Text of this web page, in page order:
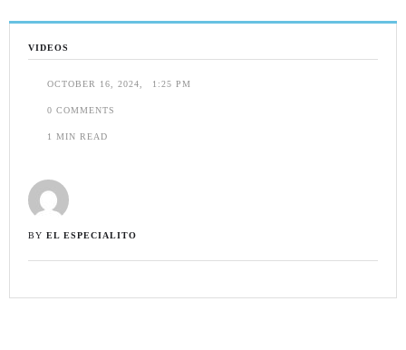
VIDEOS
OCTOBER 16, 2024, 1:25 PM
0 COMMENTS
1 MIN READ
BY EL ESPECIALITO